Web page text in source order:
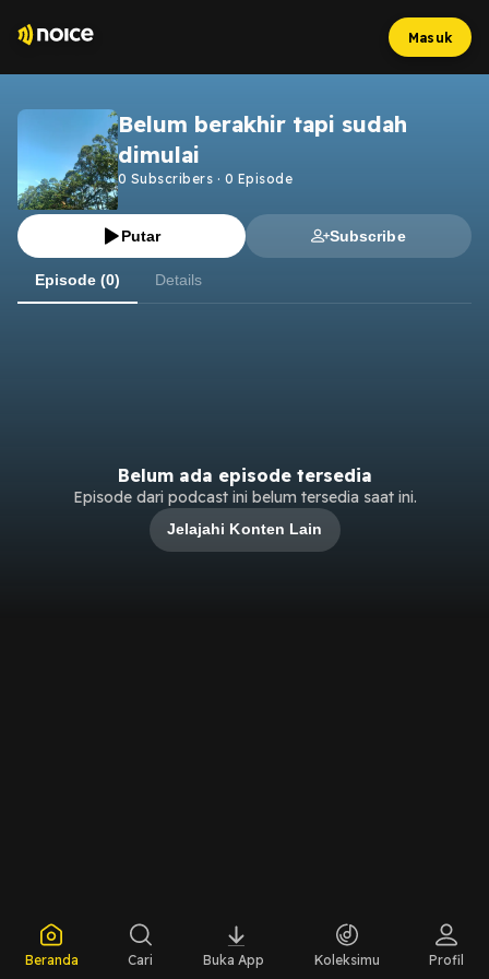
Masuk
Belum berakhir tapi sudah
dimulai
0 Subscribers · 0 Episode
Putar Subscribe
Episode (0) Details
Belum ada episode tersedia
Episode dari podcast ini belum tersedia saat ini.
Jelajahi Konten Lain
Beranda Cari Buka App Koleksimu Profil